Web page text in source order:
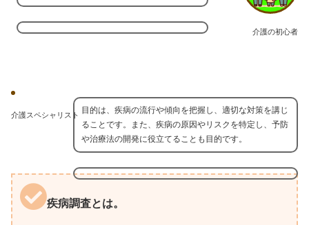
介護の初心者
介護スペシャリスト
目的は、疾病の流行や傾向を把握し、適切な対策を講じ
ることです。また、疾病の原因やリスクを特定し、予防
や治療法の開発に役立てることも目的です。
疾病調査とは。